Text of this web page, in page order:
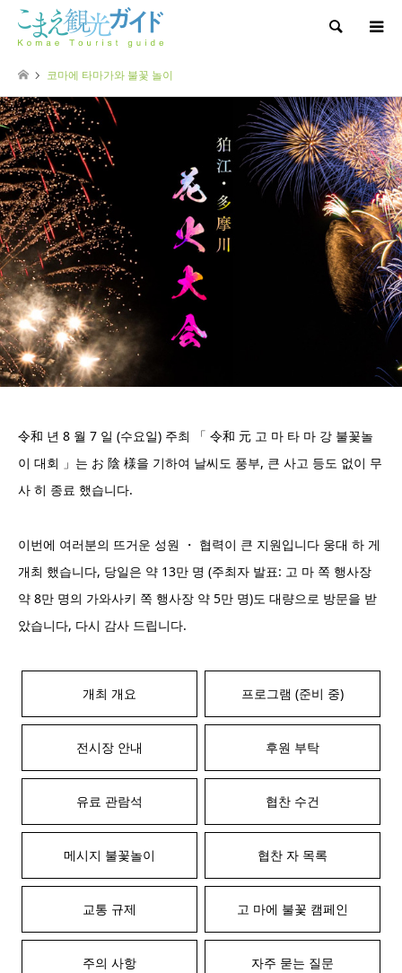
Search
코마에 타마가와 불꽃 놀이
令和 년 8 월 7 일 (수요일) 주최 「 令和 元 고 마 타 마 강 불꽃놀
이 대회 」는 お 陰 様을 기하여 날씨도 풍부, 큰 사고 등도 없이 무
사 히 종료 했습니다.
이번에 여러분의 뜨거운 성원 ・ 협력이 큰 지원입니다 웅대 하 게
개최 했습니다, 당일은 약 13만 명 (주최자 발표: 고 마 쪽 행사장
약 8만 명의 가와사키 쪽 행사장 약 5만 명)도 대량으로 방문을 받
았습니다, 다시 감사 드립니다.
개최 개요 프로그램 (준비 중)
전시장 안내 후원 부탁
유료 관람석 협찬 수건
메시지 불꽃놀이 협찬 자 목록
교통 규제 고 마에 불꽃 캠페인
주의 사항 자주 묻는 질문